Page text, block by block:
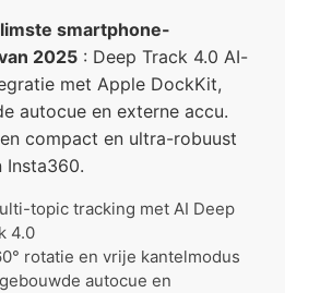
smartphone-
2025 : Deep Track 4.0 AI-
met Apple DockKit,
autocue en externe accu.
compact en ultra-robuust
Insta360.
topic tracking met AI Deep
4.0
rotatie en vrije kantelmodus
autocue en